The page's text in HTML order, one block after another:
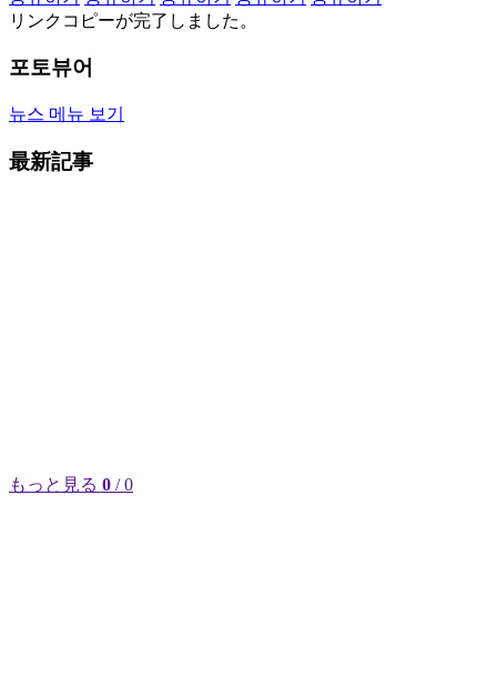
リンクコピーが完了しました。
포토뷰어
뉴스 메뉴 보기
最新記事
もっと見る 0 / 0